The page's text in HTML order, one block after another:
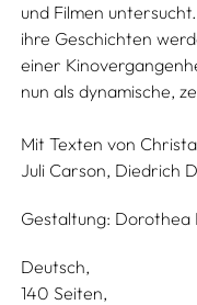
und Filmen
ihre Geschichten
einer
nun als dynamische,
Mit Texten von
Juli Carson, Diedrich
Gestaltung: Dorothea
Deutsch
140 Seiten,